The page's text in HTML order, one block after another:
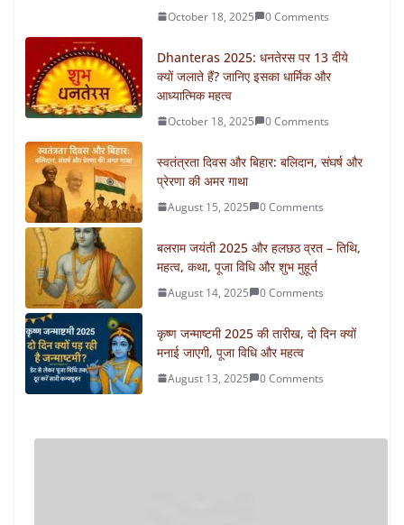
October 18, 2025 0 Comments
Dhanteras 2025: धनतेरस पर 13 दीये
क्यों जलाते हैं? जानिए इसका धार्मिक और
आध्यात्मिक महत्व
October 18, 2025 0 Comments
स्वतंत्रता दिवस और बिहार: बलिदान, संघर्ष और
प्रेरणा की अमर गाथा
August 15, 2025 0 Comments
बलराम जयंती 2025 और हलछठ व्रत – तिथि,
महत्व, कथा, पूजा विधि और शुभ मुहूर्त
August 14, 2025 0 Comments
कृष्ण जन्माष्टमी 2025 की तारीख, दो दिन क्यों
मनाई जाएगी, पूजा विधि और महत्व
August 13, 2025 0 Comments